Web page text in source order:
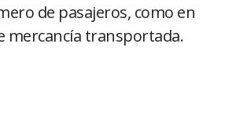
de pasajeros, como en
mercancía transportada.